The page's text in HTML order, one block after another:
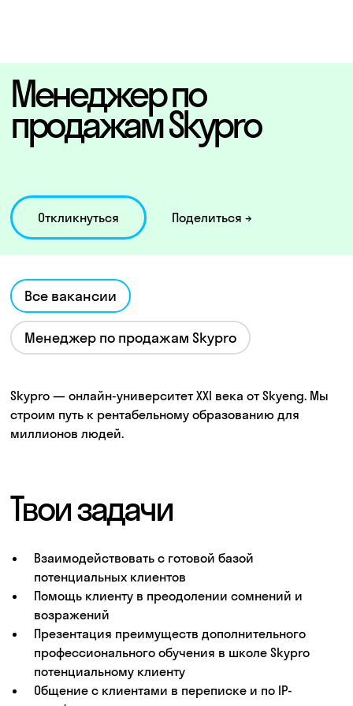
Менеджер по
продажам Skypro
Откликнуться Поделиться →
Все вакансии
Менеджер по продажам Skypro
Skypro — онлайн-университет XXI века от Skyeng. Мы
строим путь к рентабельному образованию для
миллионов людей.
Твои задачи
Взаимодействовать с готовой базой
потенциальных клиентов
Помощь клиенту в преодолении сомнений и
возражений
Презентация преимуществ дополнительного
профессионального обучения в школе Skypro
потенциальному клиенту
Общение с клиентами в переписке и по IP-